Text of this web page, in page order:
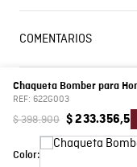
Chaqueta Bomber para
REF: 622G003
$398.900 $ 233.356,5
Color:
Lavado SIC
Características
Composición FORRO:
NYLON
COMENTARIOS
Cargando el
Por favor, inicia
Más reciente